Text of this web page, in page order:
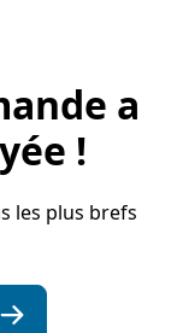
a
!
les plus brefs